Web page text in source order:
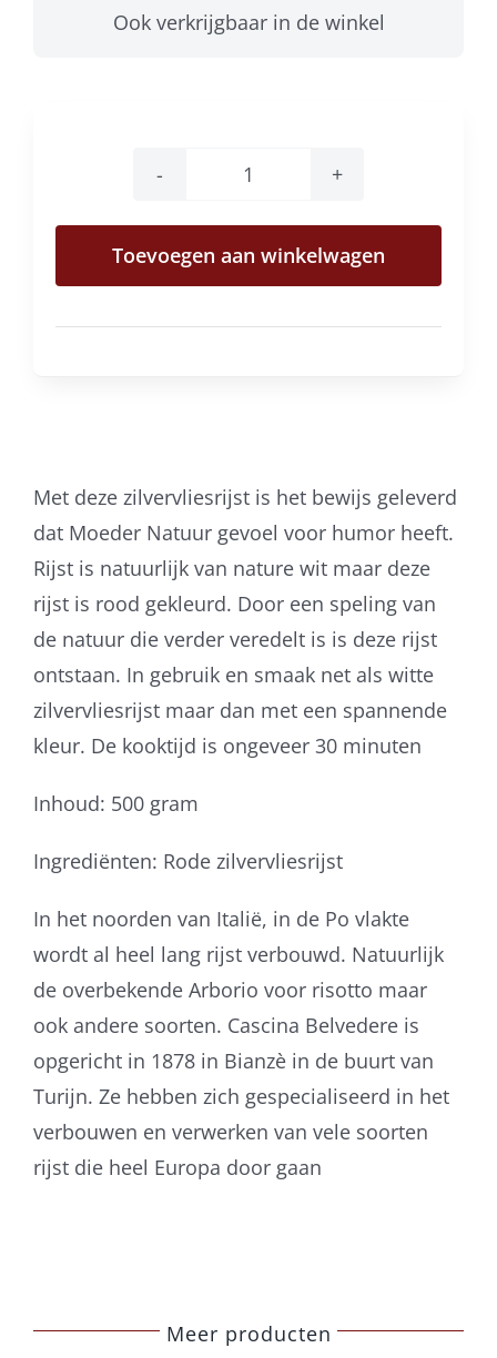
Ook verkrijgbaar in de winkel
Rode
zilvervliesrijst
aantal
Toevoegen aan winkelwagen
Met deze zilvervliesrijst is het bewijs geleverd
dat Moeder Natuur gevoel voor humor heeft.
Rijst is natuurlijk van nature wit maar deze
rijst is rood gekleurd. Door een speling van
de natuur die verder veredelt is is deze rijst
ontstaan. In gebruik en smaak net als witte
zilvervliesrijst maar dan met een spannende
kleur. De kooktijd is ongeveer 30 minuten
Inhoud: 500 gram
Ingrediënten: Rode zilvervliesrijst
In het noorden van Italië, in de Po vlakte
wordt al heel lang rijst verbouwd. Natuurlijk
de overbekende Arborio voor risotto maar
ook andere soorten. Cascina Belvedere is
opgericht in 1878 in Bianzè in de buurt van
Turijn. Ze hebben zich gespecialiseerd in het
verbouwen en verwerken van vele soorten
rijst die heel Europa door gaan
Meer producten